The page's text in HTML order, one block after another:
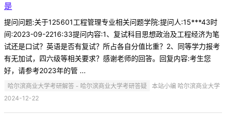
是
提问问题:关于125601工程管理专业相关问题学院:提问人:15***43时
间:2023-09-2216:33提问内容:1、复试科目思想政治及工程经济为笔
试还是口试？英语是否有复试？所占各自分值比重？2、同等学力报考
有无加试，四六级等相关要求？感谢老师的回答。回复内容:考生您
好，请参考2023年的管 ...
哈尔滨商业大学考研解答 - 哈尔滨商业大学考研答疑
本站小编 哈尔滨商业大学
2024-12-22